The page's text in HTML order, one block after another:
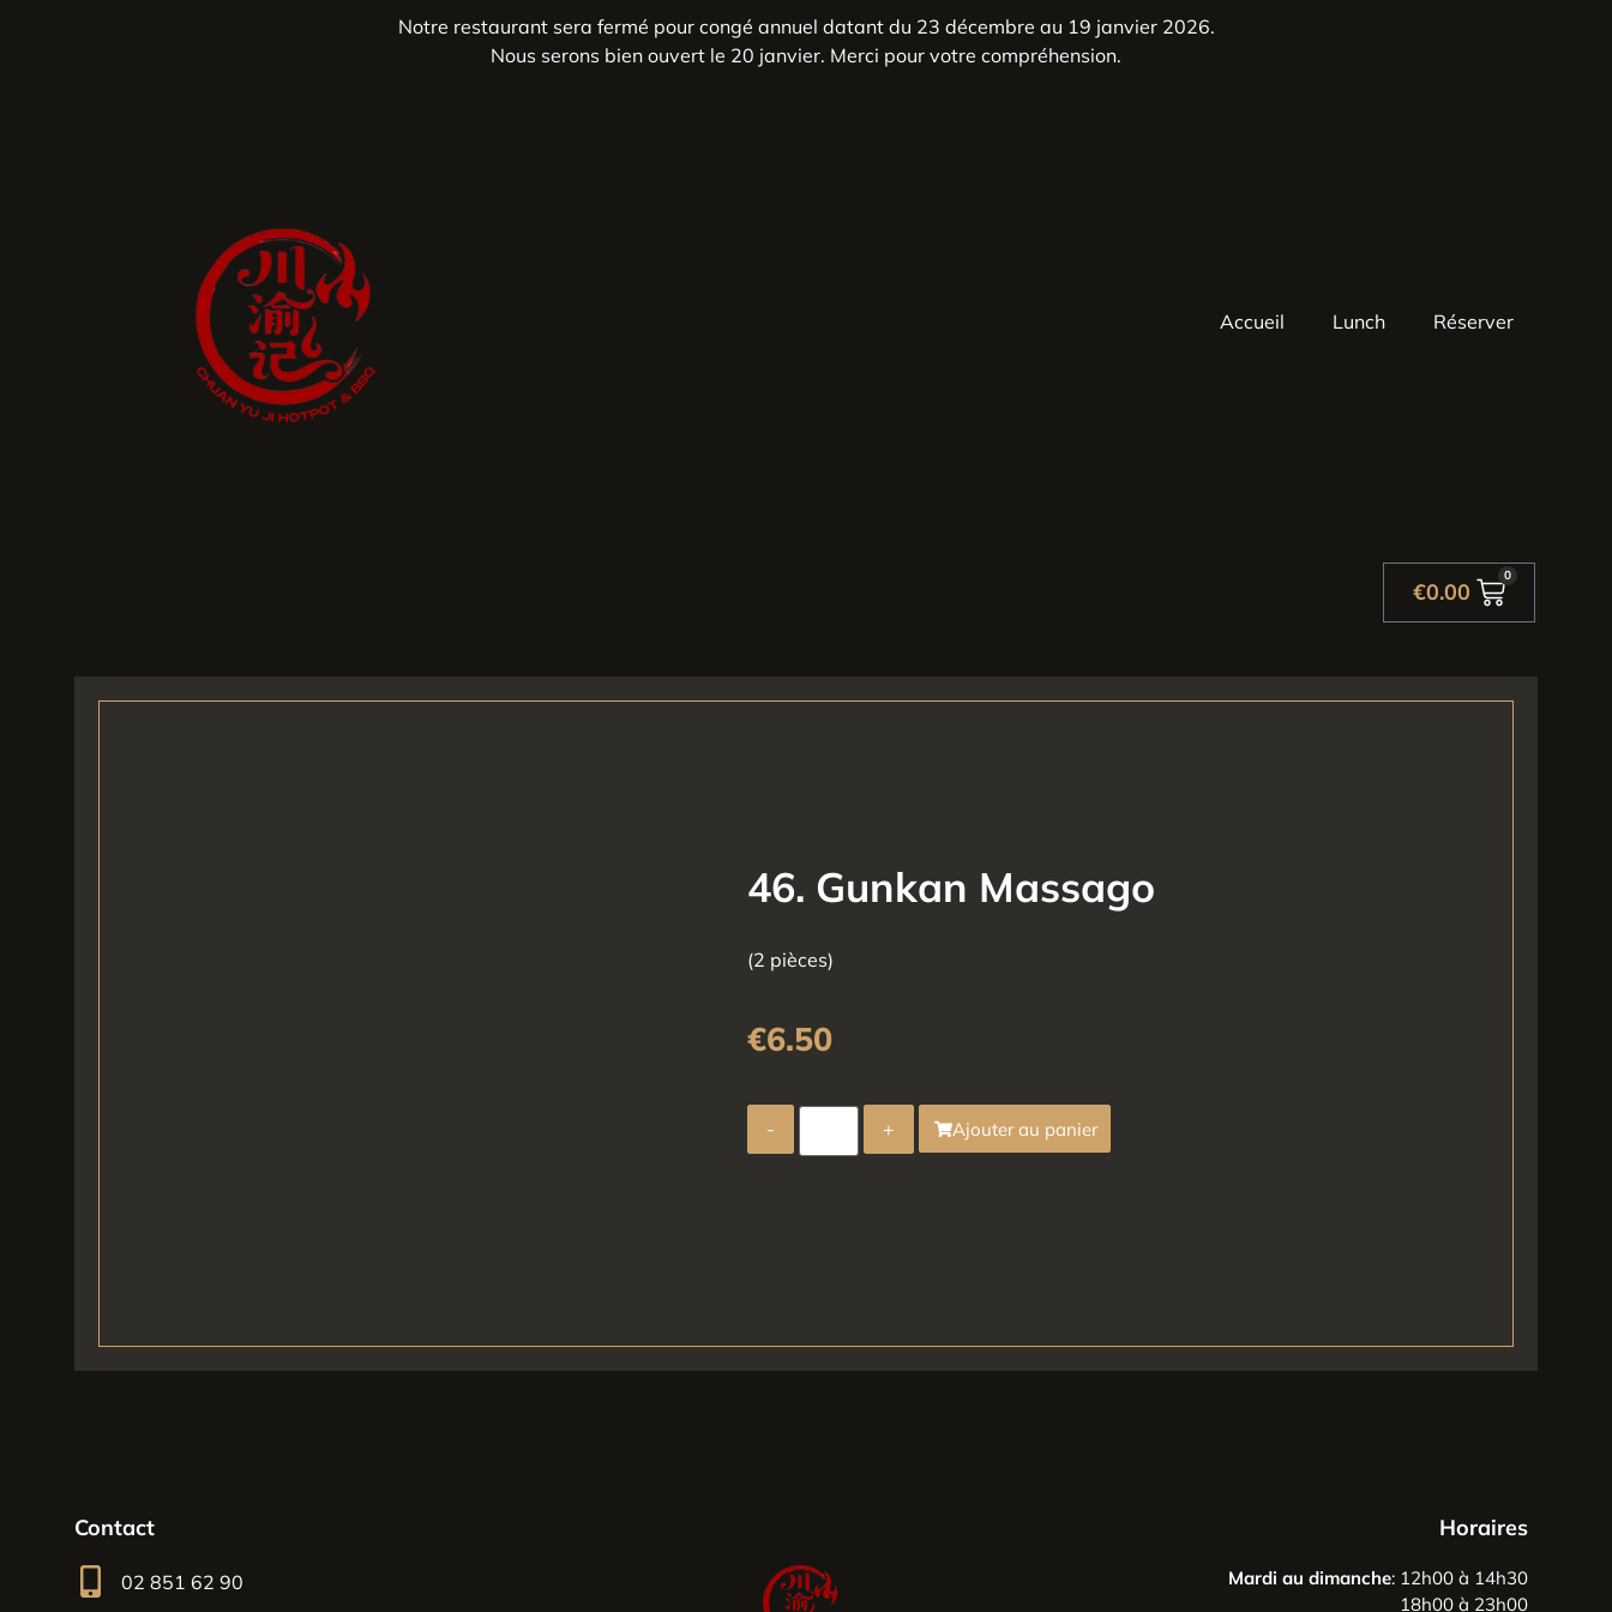
Notre restaurant sera fermé pour congé annuel datant du 23 décembre au 19 janvier 2026.
Nous serons bien ouvert le 20 janvier. Merci pour votre compréhension.
Accueil Lunch Réserver
€0.00
0
46. Gunkan Massago
(2 pièces)
€6.50
- + Ajouter au panier
Contact
02 851 62 90
Horaires
Mardi au dimanche: 12h00 à 14h30
18h00 à 23h00